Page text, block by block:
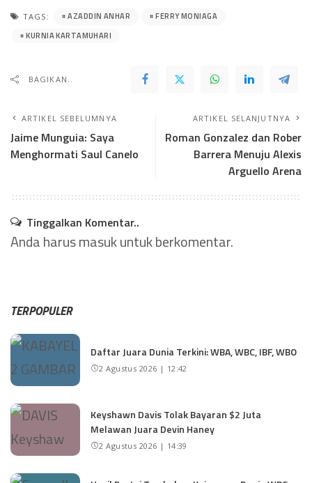
TAGS: AZADDIN ANHAR
FERRY MONIAGA
KURNIA KARTAMUHARI
BAGIKAN..
ARTIKEL SEBELUMNYA
Jaime Munguia: Saya
Menghormati Saul Canelo
ARTIKEL SELANJUTNYA
Roman Gonzalez dan Rober
Barrera Menuju Alexis
Arguello Arena
Tinggalkan Komentar..
Anda harusmasukuntuk berkomentar.
TERPOPULER
Daftar Juara Dunia Terkini: WBA, WBC, IBF, WBO
2 Agustus 2026 | 12:42
Keyshawn Davis Tolak Bayaran $2 Juta
Melawan Juara Devin Haney
2 Agustus 2026 | 14:39